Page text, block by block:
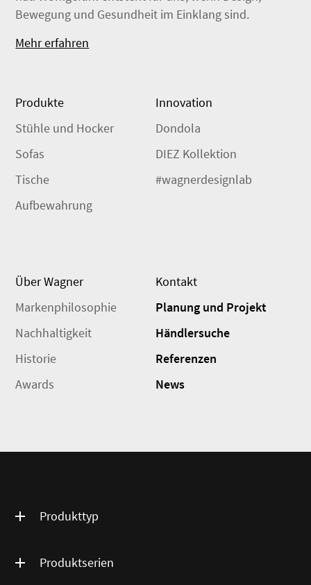
Bewegung und Gesundheit im Einklang sind.
Mehr erfahren
Produkte
Stühle und Hocker
Sofas
Tische
Aufbewahrung
Innovation
Dondola
DIEZ Kollektion
#wagnerdesignlab
Über Wagner
Markenphilosophie
Nachhaltigkeit
Historie
Awards
Kontakt
Planung und Projekt
Händlersuche
Referenzen
News
Produkttyp
Produktserien